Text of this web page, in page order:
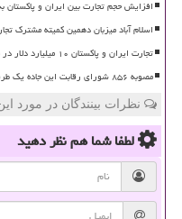
افزایش حجم تجارت بین ایران و پاکستان به رقم ۱۰
اسلام آباد میزبان دهمین کمیته مشترک
تجارت ایران و پاکستان ۱۰ میلیارد دلار در محاصره موانع تجاری
مصوبه ۸۵۶ شورای رقابت این جاده یک طرفه است
نظرات بینندگان در مورد
لطفا شما همنظر دهید